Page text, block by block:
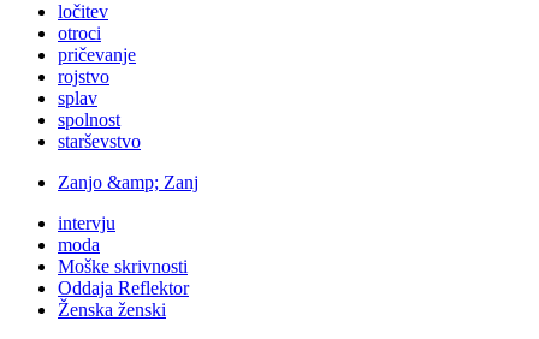
ločitev
otroci
pričevanje
rojstvo
splav
spolnost
starševstvo
Zanjo &amp; Zanj
intervju
moda
Moške skrivnosti
Oddaja Reflektor
Ženska ženski